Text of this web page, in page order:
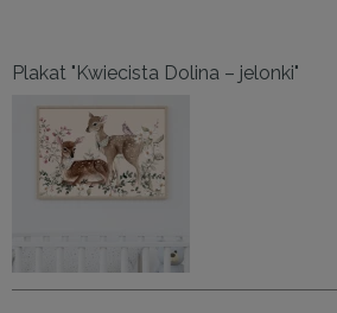
Plakat "Kwiecista Dolina – jelonki"